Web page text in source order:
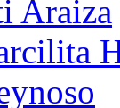
Araiza